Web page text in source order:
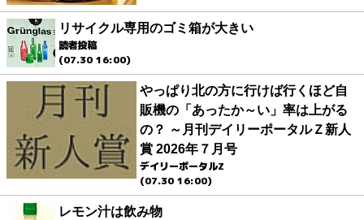
リサイクル専用のゴミ箱が大きい
読者投稿
(07.30 16:00)
やっぱり北の方に行けば行くほど自
販機の「あったか～い」率は上がる
の？ ～月刊デイリーポータルＺ新人
賞 2026年７月号
デイリーポータルZ
(07.30 16:00)
レモン汁は飲み物